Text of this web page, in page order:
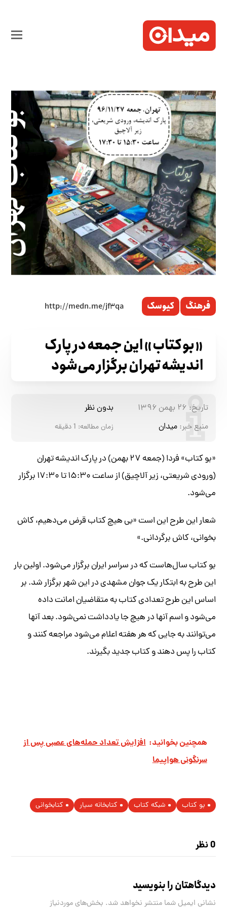
فرهنگ کیوسک
«بو کتاب» این جمعه در پارک
اندیشه تهران برگزار می‌شود
تاریخ: ۲۶ بهمن ۱۳۹۶
بدون نظر
منبع خبر: میدان زمان مطالعه: 1دقیقه
«بو کتاب» فردا (جمعه ۲۷ بهمن) در پارک اندیشه تهران
(ورودی شریعتی، زیر آلاچیق) از ساعت ۱۵:۳۰ تا ۱۷:۳۰ برگزار
می‌شود.
شعار این طرح این است «بی هیچ کتاب قرض می‌دهیم، کاش
بخوانی، کاش برگردانی.»
بو کتاب سال‌هاست که در سراسر ایران برگزار می‌شود. اولین بار
این طرح به ابتکار یک جوان مشهدی در این شهر برگزار شد. بر
اساس این طرح تعدادی کتاب به متقاضیان امانت داده
می‌شود و اسم آنها در هیچ جا یادداشت نمی‌شود. بعد آنها
می‌توانند به جایی که هر هفته اعلام می‌شود مراجعه کنند و
کتاب را پس دهند و کتاب جدید بگیرند.
همچنین بخوانید: افزایش تعداد حمله‌های عصبی پس از
سرنگونی هواپیما
بو کتاب شبکه کتاب کتابخانه سیار کتابخوانی
0 نظر
دیدگاهتان را بنویسید
نشانی ایمیل شما منتشر نخواهد شد. بخش‌های موردنیاز